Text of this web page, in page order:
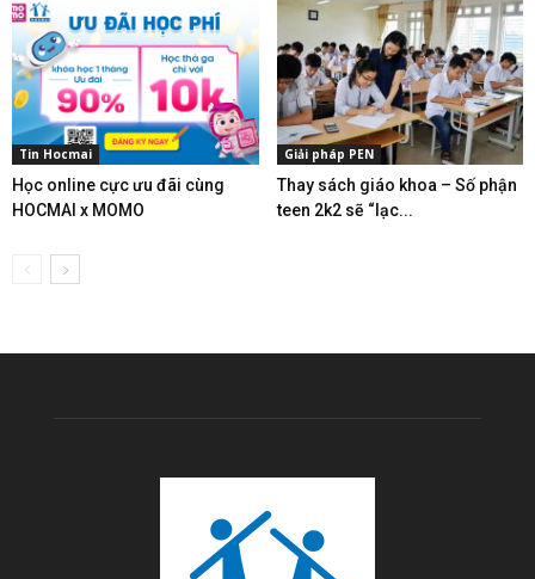
Tin Hocmai
Học online cực ưu đãi cùng
HOCMAI x MOMO
Giải pháp PEN
Thay sách giáo khoa – Số phận
teen 2k2 sẽ “lạc...